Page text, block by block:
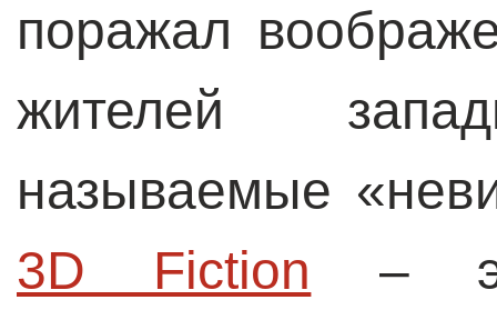
поражал
жителей
называемые
3D Fiction –